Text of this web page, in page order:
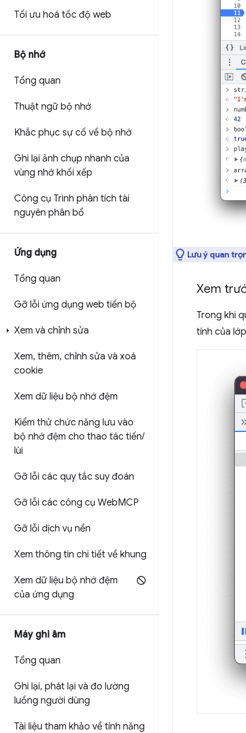
Tối ưu hoá tốc độ web
Bộ nhớ
Tổng quan
Thuật ngữ bộ nhớ
Khắc phục sự cố về bộ nhớ
Ghi lại ảnh chụp nhanh của
vùng nhớ khối xếp
Công cụ Trình phân tích tài
nguyên phân bổ
Ứng dụng
Tổng quan
Gỡ lỗi ứng dụng web tiến bộ
Xem và chỉnh sửa
Xem, thêm, chỉnh sửa và xoá
cookie
Xem dữ liệu bộ nhớ đệm
Kiểm thử chức năng lưu vào
bộ nhớ đệm cho thao tác tiến/
lùi
Gỡ lỗi các quy tắc suy đoán
Gỡ lỗi các công cụ WebMCP
Gỡ lỗi dịch vụ nền
Xem thông tin chi tiết về khung
Xem dữ liệu bộ nhớ đệm
của ứng dụng
Máy ghi âm
Tổng quan
Ghi lại, phát lại và đo lường
luồng người dùng
Tài liệu tham khảo về tính năng
Lưu ý quan
Xem
Trong khi
tính của